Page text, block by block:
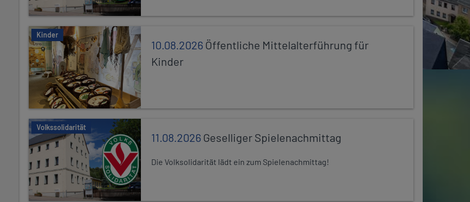
Kinder
10.08.2026Öffentliche Mittelalterführung für
Kinder
Volkssolidarität
11.08.2026Geselliger Spielenachmittag
Die Volksolidarität lädt ein zum Spielenachmittag!